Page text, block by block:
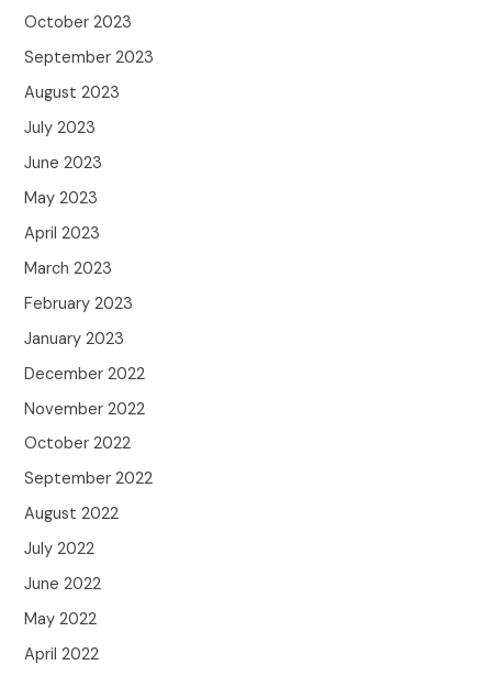
October 2023
September 2023
August 2023
July 2023
June 2023
May 2023
April 2023
March 2023
February 2023
January 2023
December 2022
November 2022
October 2022
September 2022
August 2022
July 2022
June 2022
May 2022
April 2022